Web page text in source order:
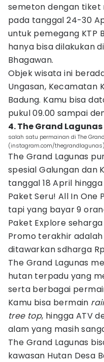
semeton dengan tiket
pada tanggal 24-30
untuk pemegang KTP
hanya bisa dilakukan
Bhagawan.
Objek wisata ini
Ungasan, Kecamatan
Badung. Kamu bisa
pukul 09.00 sampai
4. The Grand Lagunas
salah satu permainan di The
(instagram.com/thegrandlagunas)
The Grand Lagunas
spesial Galungan dan
tanggal 18 April
Paket Seru! All In One
tapi yang bayar 9
Paket Explore
Promo terakhir
ditawarkan sdharga
The Grand Lagunas
hutan terpadu yang
serta berbagai
Kamu bisa bermain
tree top, hingga ATV
alam yang masih
The Grand Lagunas
kawasan Hutan Desa